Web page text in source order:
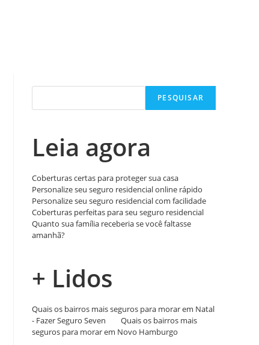
PESQUISAR
Leia agora
Coberturas certas para proteger sua casa
Personalize seu seguro residencial online rápido
Personalize seu seguro residencial com facilidade
Coberturas perfeitas para seu seguro residencial
Quanto sua família receberia se você faltasse
amanhã?
+ Lidos
Quais os bairros mais seguros para morar em Natal
- Fazer Seguro Seven
Quais os bairros mais
seguros para morar em Novo Hamburgo